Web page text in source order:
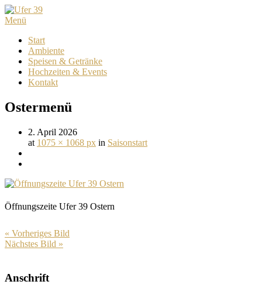
Menü
Start
Ambiente
Speisen & Getränke
Hochzeiten & Events
Kontakt
Ostermenü
2. April 2026
at 1075 × 1068 px in Saisonstart
Öffnungszeite Ufer 39 Ostern
« Vorheriges Bild
Nächstes Bild »
Anschrift